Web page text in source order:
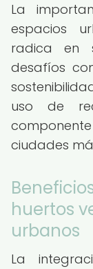
La
espacios
radica en
desafíos
uso de
ciudades
huertos
urbanos
La